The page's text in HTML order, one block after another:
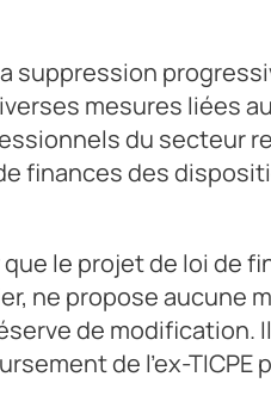
suppression
mesures liées
du secteur
finances des
le projet de loi de
ne propose aucune
de modification.
de l’ex-TICPE